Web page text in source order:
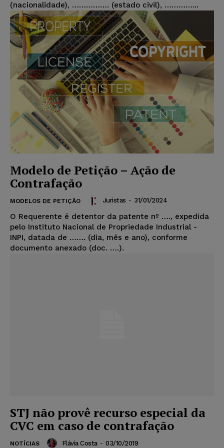
(nacionalidade), ……………. (estado civil), …………...
Modelo de Petição – Ação de
Contrafação
MODELOS DE PETIÇÃO Juristas - 31/01/2024
O Requerente é detentor da patente nº …., expedida
pelo Instituto Nacional de Propriedade Industrial -
INPI, datada de ……. (dia, mês e ano), conforme
documento anexado (doc. ….).
STJ não provê recurso especial da
CVC em caso de contrafação
NOTÍCIAS Flávia Costa - 03/10/2019